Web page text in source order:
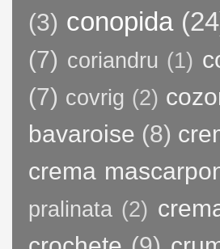
(3) conopida
(7) coriandru (1)
(7) covrig (2)
bavaroise (8)
crema
pralinata (2)